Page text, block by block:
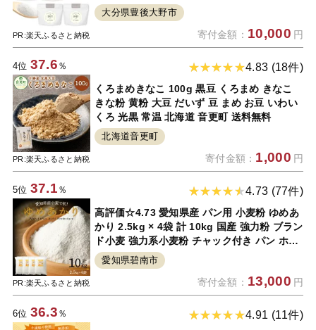
PR:楽天ふるさと納税
人参 にんじん かぼちゃ カボチャ ヒノヒカリ
パウダー 無添加 スムージー 送料無料
大分県豊後大野市
寄付金額： 10,000 円
4位 37.6 ％
PR:楽天ふるさと納税
4.83 (18件)
くろまめきなこ 100g 黒豆 くろまめ きなこ
きな粉 黄粉 大豆 だいず 豆 まめ お豆 いわい
くろ 光黒 常温 北海道 音更町 送料無料
北海道音更町
寄付金額： 1,000 円
5位 37.1 ％
PR:楽天ふるさと納税
4.73 (77件)
高評価☆4.73 愛知県産 パン用 小麦粉 ゆめあ
かり 2.5kg × 4袋 計 10kg 国産 強力粉 ブラン
ド小麦 強力系小麦粉 チャック付き パン ホー
ムベーカリー ベーグル 食パン ピザ ドーナツ
アメリカンドッグ 小笠原製粉 お取り寄せ 愛
愛知県碧南市
寄付金額： 13,000 円
6位 36.3 ％ 4.91 (11件)